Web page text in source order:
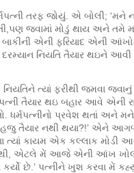
તરફ જોયું. એ બોલી; ‘મને
જવામાં મોડું થાય અને તમે
બાકીની એની ફરિયાદ એની
નિયતિ તૈયાર થઇને
નિયતિને ત્યાં ફરીથી જમવા
તૈયાર થઇ બહાર આવે એની
ધર્મપત્નીનો પ્રવેશ થતાં અને
હજુ તૈયાર નથી થયા?!’ એને
ત્યાં કાયમ એક કલ્લાક મોડી
એટલે મેં આજે એની આંખ
છે.’ પત્નીને ખુશ કરવા મેં